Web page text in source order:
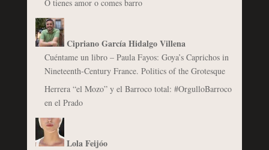
O tienes amor o comes barro
Cipriano García Hidalgo Villena
Cuéntame un libro – Paula Fayos: Goya’s Caprichos in
Nineteenth-Century France. Politics of the Grotesque
Herrera “el Mozo” y el Barroco total: #OrgulloBarroco
en el Prado
Lola Feijóo